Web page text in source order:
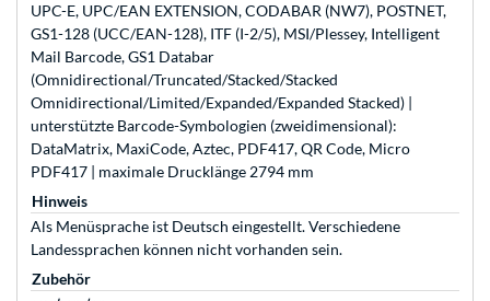
UPC-E, UPC/EAN EXTENSION, CODABAR (NW7), POSTNET,
GS1-128 (UCC/EAN-128), ITF (I-2/5), MSI/Plessey, Intelligent
Mail Barcode, GS1 Databar
(Omnidirectional/Truncated/Stacked/Stacked
Omnidirectional/Limited/Expanded/Expanded Stacked) |
unterstützte Barcode-Symbologien (zweidimensional):
DataMatrix, MaxiCode, Aztec, PDF417, QR Code, Micro
PDF417 | maximale Drucklänge 2794 mm
Hinweis
Als Menüsprache ist Deutsch eingestellt. Verschiedene
Landessprachen können nicht vorhanden sein.
Zubehör